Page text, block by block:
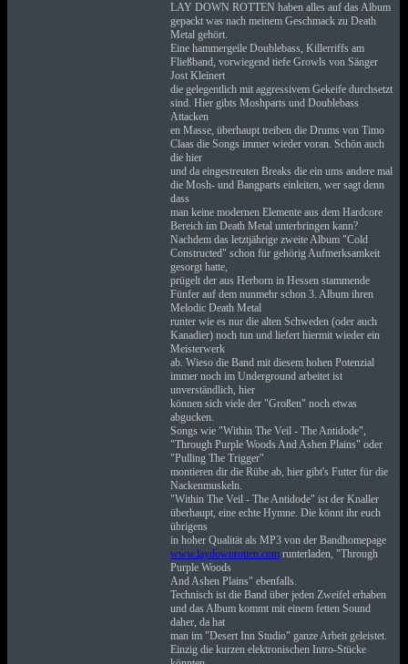
LAY DOWN ROTTEN haben alles auf das Album
gepackt was nach meinem Geschmack zu Death
Metal gehört.
Eine hammergeile Doublebass, Killerriffs am
Fließband, vorwiegend tiefe Growls von Sänger
Jost Kleinert
die gelegentlich mit aggressivem Gekeife durchsetzt
sind. Hier gibts Moshparts und Doublebass
Attacken
en Masse, überhaupt treiben die Drums von Timo
Claas die Songs immer wieder voran. Schön auch
die hier
und da eingestreuten Breaks die ein ums andere mal
die Mosh- und Bangparts einleiten, wer sagt denn
dass
man keine modernen Elemente aus dem Hardcore
Bereich im Death Metal unterbringen kann?
Nachdem das letztjährige zweite Album "Cold
Constructed" schon für gehörig Aufmerksamkeit
gesorgt hatte,
prügelt der aus Herborn in Hessen stammende
Fünfer auf dem nunmehr schon 3. Album ihren
Melodic Death Metal
runter wie es nur die alten Schweden (oder auch
Kanadier) noch tun und liefert hiermit wieder ein
Meisterwerk
ab. Wieso die Band mit diesem hohen Potenzial
immer noch im Underground arbeitet ist
unverständlich, hier
können sich viele der "Großen" noch etwas
abgucken.
Songs wie "Within The Veil - The Antidode",
"Through Purple Woods And Ashen Plains" oder
"Pulling The Trigger"
montieren dir die Rübe ab, hier gibt's Futter für die
Nackenmuskeln.
"Within The Veil - The Antidode" ist der Knaller
überhaupt, eine echte Hymne. Die könnt ihr euch
übrigens
in hoher Qualität als MP3 von der Bandhomepage
www.laydownrotten.comrunterladen, "Through
Purple Woods
And Ashen Plains" ebenfalls.
Technisch ist die Band über jeden Zweifel erhaben
und das Album kommt mit einem fetten Sound
daher, da hat
man im "Desert Inn Studio" ganze Arbeit geleistet.
Einzig die kurzen elektronischen Intro-Stücke